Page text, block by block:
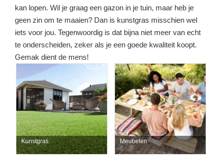
kan lopen. Wil je graag een gazon in je tuin, maar heb je
geen zin om te maaien? Dan is kunstgras misschien wel
iets voor jou. Tegenwoordig is dat bijna niet meer van echt
te onderscheiden, zeker als je een goede kwaliteit koopt.
Gemak dient de mens!
Kunstgras Meubelen